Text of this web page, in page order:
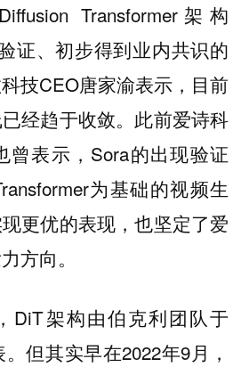
Transformer架构
证、初步得到业内共识的
技CEO唐家渝表示，目前
经趋于收敛。此前爱诗科
曾表示，Sora的出现验证
为基础的视频生
更优的表现，也坚定了爱
方向。
DiT架构由伯克利团队于
但其实早在2022年9月，